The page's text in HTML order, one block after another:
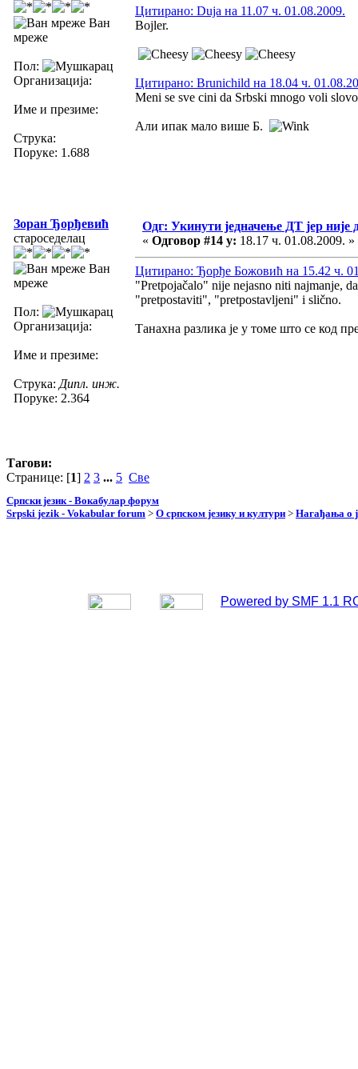
Ван
мреже
Пол:
Организација:
Име и презиме:
Струка:
Поруке: 1.688
Цитирано: Duja на 11.07 ч. 01.08.2009.
Bojler.
Цитирано: Brunichild на 18.04 ч.
Meni se sve cini da Srbski mnogo voli
Али ипак мало више Б.
Зоран Ђорђевић
староседелац
Ван
мреже
Пол:
Организација:
Име и презиме:
Струка: Дипл. инж.
Поруке: 2.364
Одг: Укинути једначење ДТ јер није
« Одговор #14 у: 18.17 ч. 01.08.2009. »
Цитирано: Ђорђе Божовић на 15.42 ч.
"Pretpojačalo" nije nejasno niti najmanje,
"pretpostaviti", "pretpostavljeni" i slično.
Танахна разлика је у томе што се код
Тагови:
Странице: [1] 2 3 ... 5 Све
Српски језик - Вокабулар форум
Srpski jezik - Vokabular forum > О српском језику и култури > Нагађања о
Powered by SMF 1.1